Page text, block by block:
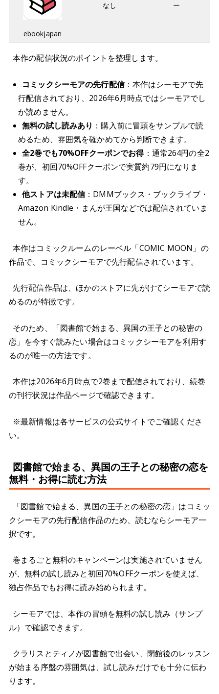
ebookjapan
なし ー
本作の配信状況のポイントを整理します。
コミックシーモアの先行配信：本作はシーモアで先
行配信されており、2026年6月時点ではシーモアでし
か読めません。
無料の試し読みあり ：購入前に冒頭をサンプルで読
めるため、雰囲気を確かめてから判断できます。
全2巻でも70%OFFクーポンでお得：通常264円の全2
巻が、初回70%OFFクーポンで実質約79円になりま
す。
他ストアは未配信：DMMブックス・ブックライブ・
Amazon Kindle・まんが王国などでは配信されていま
せん。
本作はコミックルームのレーベル「COMIC MOON」の
作品で、コミックシーモアで先行配信されています。
先行配信作品は、ほかのストアに先がけてシーモアで読
めるのが特徴です。
そのため、「図書館で始まる、異国の王子との秘密の
恋」を今すぐ読みたい場合はコミックシーモアを利用す
るのが唯一の方法です。
本作は2026年6月時点で2巻まで配信されており、続巻
の刊行状況は作品ページで確認できます。
※最新情報は各サービスの公式サイトでご確認くださ
い。
図書館で始まる、異国の王子との秘密の恋を
無料・お得に読む方法
「図書館で始まる、異国の王子との秘密の恋」はコミッ
クシーモアの先行配信作品のため、読むならシーモア一
択です。
巻まるごと無料のキャンペーンは実施されていません
が、無料の試し読みと初回70%OFFクーポンを使えば、
独占作品でもお得に読み始められます。
シーモアでは、本作の冒頭を無料の試し読み（サンプ
ル）で確認できます。
クラリスとティノが図書館で出会い、閉館後のレッスン
が始まる序盤の雰囲気は、試し読みだけでも十分に伝わ
ります。